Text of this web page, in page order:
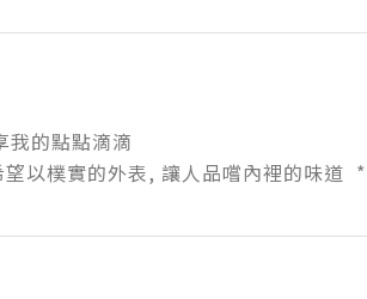
我的點點滴滴
以樸實的外表, 讓人品嚐內裡的味道  *